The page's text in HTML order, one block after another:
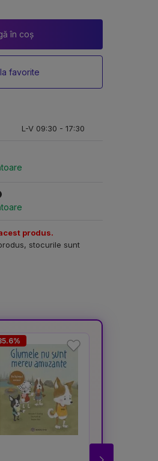
în coș
favorite
L-V 09:30 - 17:30
produs.
stocurile sunt